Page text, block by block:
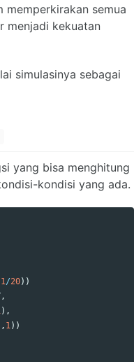
memperkirakan semua
menjadi kekuatan
simulasinya sebagai
yang bisa menghitung
kondisi yang ada.
1 /20))
,
),
1 ))